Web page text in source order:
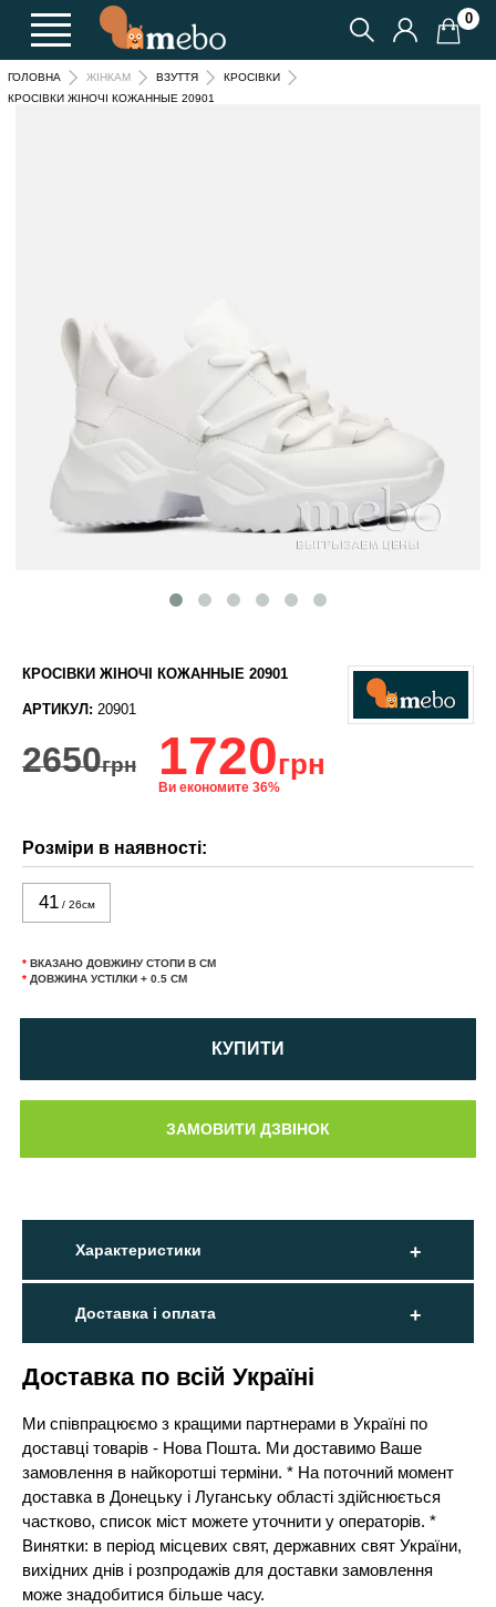
0
ГОЛОВНА ЖІНКАМ ВЗУТТЯ
КРОСІВКИ
КРОСІВКИ ЖІНОЧІ КОЖАННЫЕ 20901
КРОСІВКИ ЖІНОЧІ КОЖАННЫЕ 20901
АРТИКУЛ: 20901
2650грн 1720грн
Ви економите 36%
Розміри в наявності:
41/ 26см
* ВКАЗАНО ДОВЖИНУ СТОПИ В СМ
* ДОВЖИНА УСТІЛКИ + 0.5 СМ
КУПИТИ
Характеристики
Доставка і оплата
Доставка по всій Україні
Ми співпрацюємо з кращими партнерами в Україні по
доставці товарів - Нова Пошта. Ми доставимо Ваше
замовлення в найкоротші терміни. * На поточний момент
доставка в Донецьку і Луганську області здійснюється
частково, список міст можете уточнити у операторів. *
Винятки: в період місцевих свят, державних свят України,
вихідних днів і розпродажів для доставки замовлення
може знадобитися більше часу.